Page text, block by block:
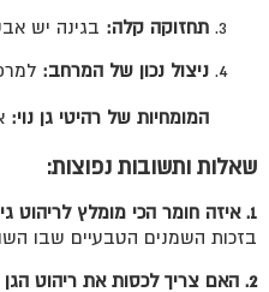
תחזוקה קלה: בגינה יש
ניצול נכון של המרחב:
המומחיות של רהיטי גן נוי:
שאלות ותשובות נפוצות:
1. איזה חומר הכי מומלץ לריהוט גינה בישראל?
בזכות השמנים הטבעיים שבו
2. האם צריך לכסות את ריהוט הגן בחורף?